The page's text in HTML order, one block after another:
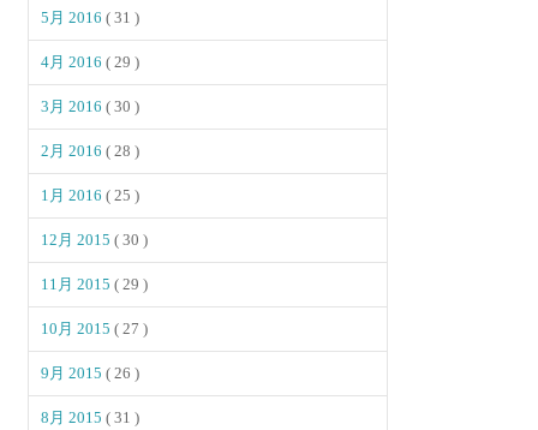
5月 2016( 31 )
4月 2016( 29 )
3月 2016( 30 )
2月 2016( 28 )
1月 2016( 25 )
12月 2015( 30 )
11月 2015( 29 )
10月 2015( 27 )
9月 2015( 26 )
8月 2015( 31 )